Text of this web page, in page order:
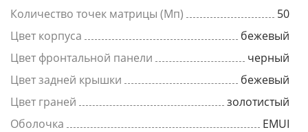
Количество точек матрицы (Мп)
50
Цвет корпуса
бежевый
Цвет фронтальной панели
черный
Цвет задней крышки
бежевый
Цвет граней
золотистый
Оболочка
EMUI